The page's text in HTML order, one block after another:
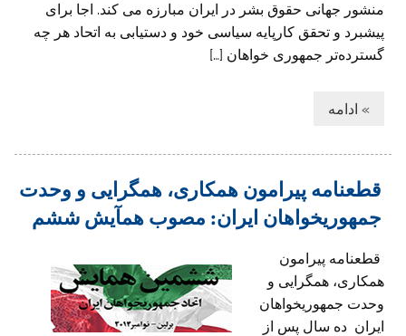
منشور جهانی حقوق بشر در ایران مبارزه می کند. اجا برای
پیشبرد و تحقق کارپایه سیاسی خود و دستیابی به اتحاد هر چه
گسترده‌تر جمهوری خواهان […]
» ادامه
قطعنامه پیرامون همکاری، همگرایی و وحدت
جمهوریخواهان ایران: مصوب همآیش ششم
قطعنامه پیرامون
همکاری، همگرایی و
وحدت جمهوریخواهان
ایران ده سال پس از